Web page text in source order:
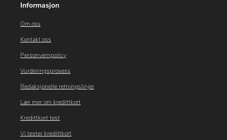
Informasjon
Om oss
Kontakt oss
Personvernpolicy
Vurderingsprosess
Redaksjonelle retningslinjer
Lær mer om kredittkort
Kredittkort test
Vi tester kredittkort